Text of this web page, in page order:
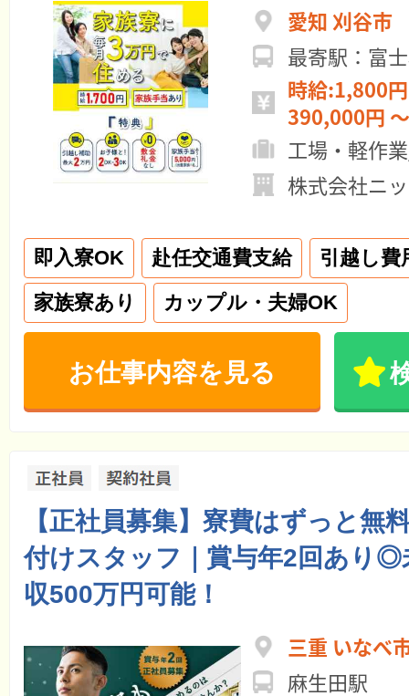
愛知 刈谷市
最寄駅：富
時給:1,800
390,000円
工場・軽作
株式会社ニ
即入寮OK 赴任交通費支給
引越し費
家族寮あり
カップル・夫婦OK
お仕事内容を見る
【正社員募集】寮費はずっと無
付けスタッフ｜賞与年2回あり◎
収500万円可能！
三重 いなべ
麻生田駅